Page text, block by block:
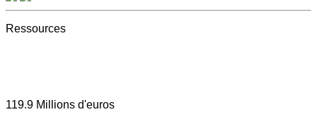
Ressources
119.9 Millions d'euros